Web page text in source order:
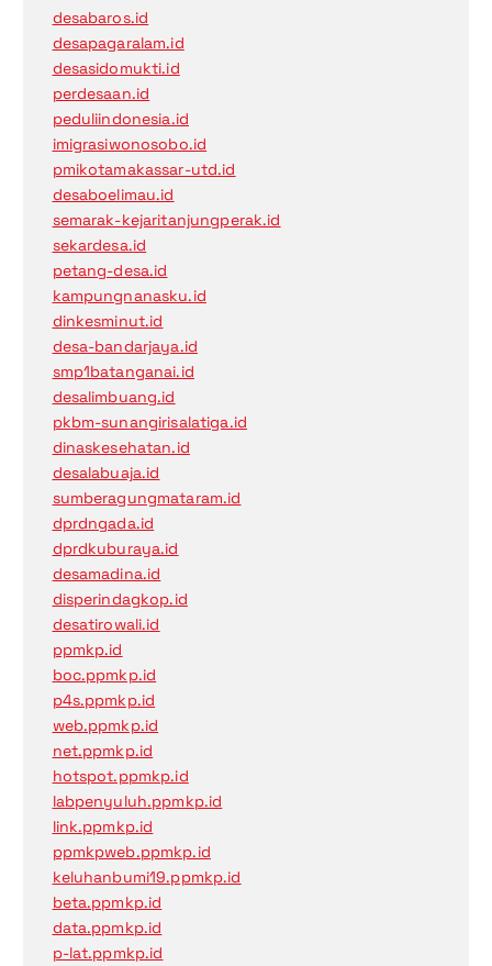
desabaros.id
desapagaralam.id
desasidomukti.id
perdesaan.id
peduliindonesia.id
imigrasiwonosobo.id
pmikotamakassar-utd.id
desaboelimau.id
semarak-kejaritanjungperak.id
sekardesa.id
petang-desa.id
kampungnanasku.id
dinkesminut.id
desa-bandarjaya.id
smp1batanganai.id
desalimbuang.id
pkbm-sunangirisalatiga.id
dinaskesehatan.id
desalabuaja.id
sumberagungmataram.id
dprdngada.id
dprdkuburaya.id
desamadina.id
disperindagkop.id
desatirowali.id
ppmkp.id
boc.ppmkp.id
p4s.ppmkp.id
web.ppmkp.id
net.ppmkp.id
hotspot.ppmkp.id
labpenyuluh.ppmkp.id
link.ppmkp.id
ppmkpweb.ppmkp.id
keluhanbumi19.ppmkp.id
beta.ppmkp.id
data.ppmkp.id
p-lat.ppmkp.id